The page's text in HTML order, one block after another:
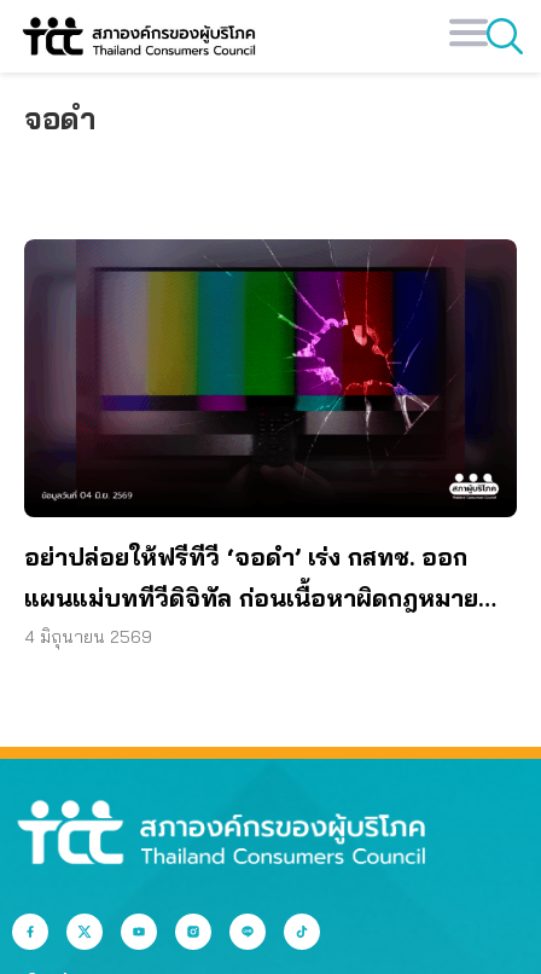
Skip
จอดำ
อย่าปล่อยให้ฟรีทีวี ‘จอดำ’ เร่ง กสทช. ออก
แผนแม่บททีวีดิจิทัล ก่อนเนื้อหาผิดกฎหมาย
ลุกลาม
4 มิถุนายน 2569